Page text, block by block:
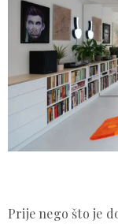
Prije nego što je